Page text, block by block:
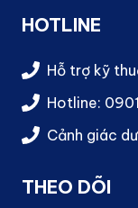
HOTLINE
Hỗ trợ kỹ
Hotline:
Cảnh giác
THEO DÕI